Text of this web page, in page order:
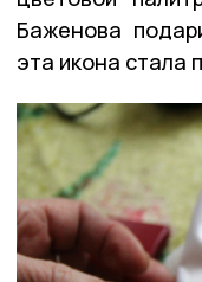
Баженова
эта икона стала